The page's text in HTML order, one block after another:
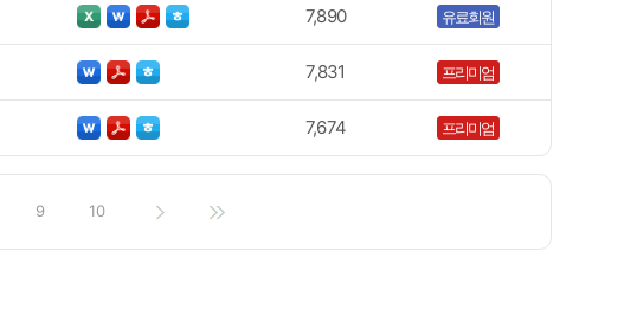
7,890 유료회원
7,831 프리미엄
7,674 프리미엄
9 10